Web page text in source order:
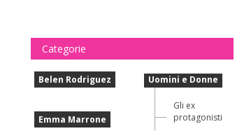
Categorie
Belen Rodriguez
Emma Marrone
Uomini e Donne
Gli ex
protagonisti